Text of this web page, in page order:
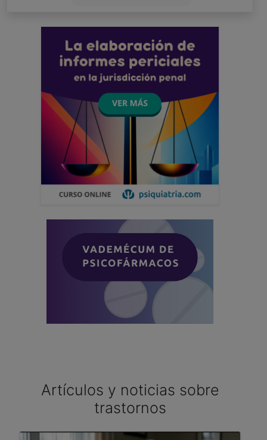
Artículos y noticias sobre
trastornos